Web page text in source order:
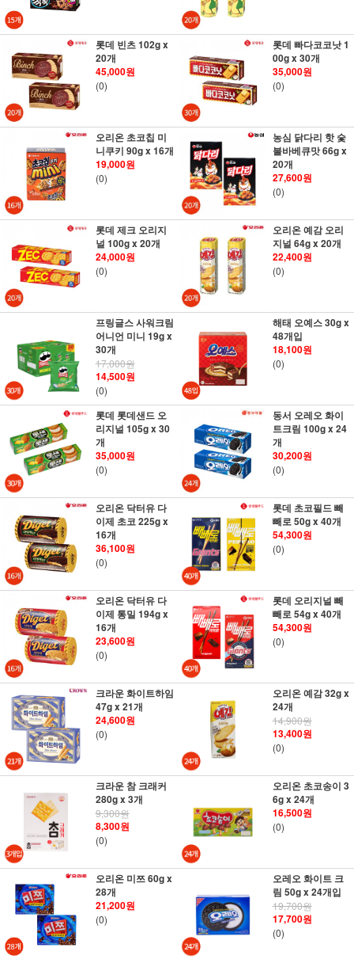
롯데 빈츠 102g x
20개
45,000원
(0)
롯데 빠다코코낫 1
00g x 30개
35,000원
(0)
오리온 초코칩 미
니쿠키 90g x 16개
19,000원
(0)
농심 닭다리 핫 숯
불바베큐맛 66g x
20개
27,600원
(0)
롯데 제크 오리지
널 100g x 20개
24,000원
(0)
오리온 예감 오리
지널 64g x 20개
22,400원
(0)
프링글스 사워크림
어니언 미니 19g x
30개
17,000원
14,500원
(0)
해태 오예스 30g x
48개입
18,100원
(0)
롯데 롯데샌드 오
리지널 105g x 30
개
35,000원
(0)
동서 오레오 화이
트크림 100g x 24
개
30,200원
(0)
오리온 닥터유 다
이제 초코 225g x
16개
36,100원
(0)
롯데 초코필드 빼
빼로 50g x 40개
54,300원
(0)
오리온 닥터유 다
이제 통밀 194g x
16개
23,600원
(0)
롯데 오리지널 빼
빼로 54g x 40개
54,300원
(0)
크라운 화이트하임
47g x 21개
24,600원
(0)
오리온 예감 32g x
24개
14,900원
13,400원
(0)
크라운 참 크래커
280g x 3개
9,300원
8,300원
(0)
오리온 초코송이 3
6g x 24개
16,500원
(0)
오리온 미쯔 60g x
28개
21,200원
(0)
오레오 화이트 크
림 50g x 24개입
19,700원
17,700원
(0)